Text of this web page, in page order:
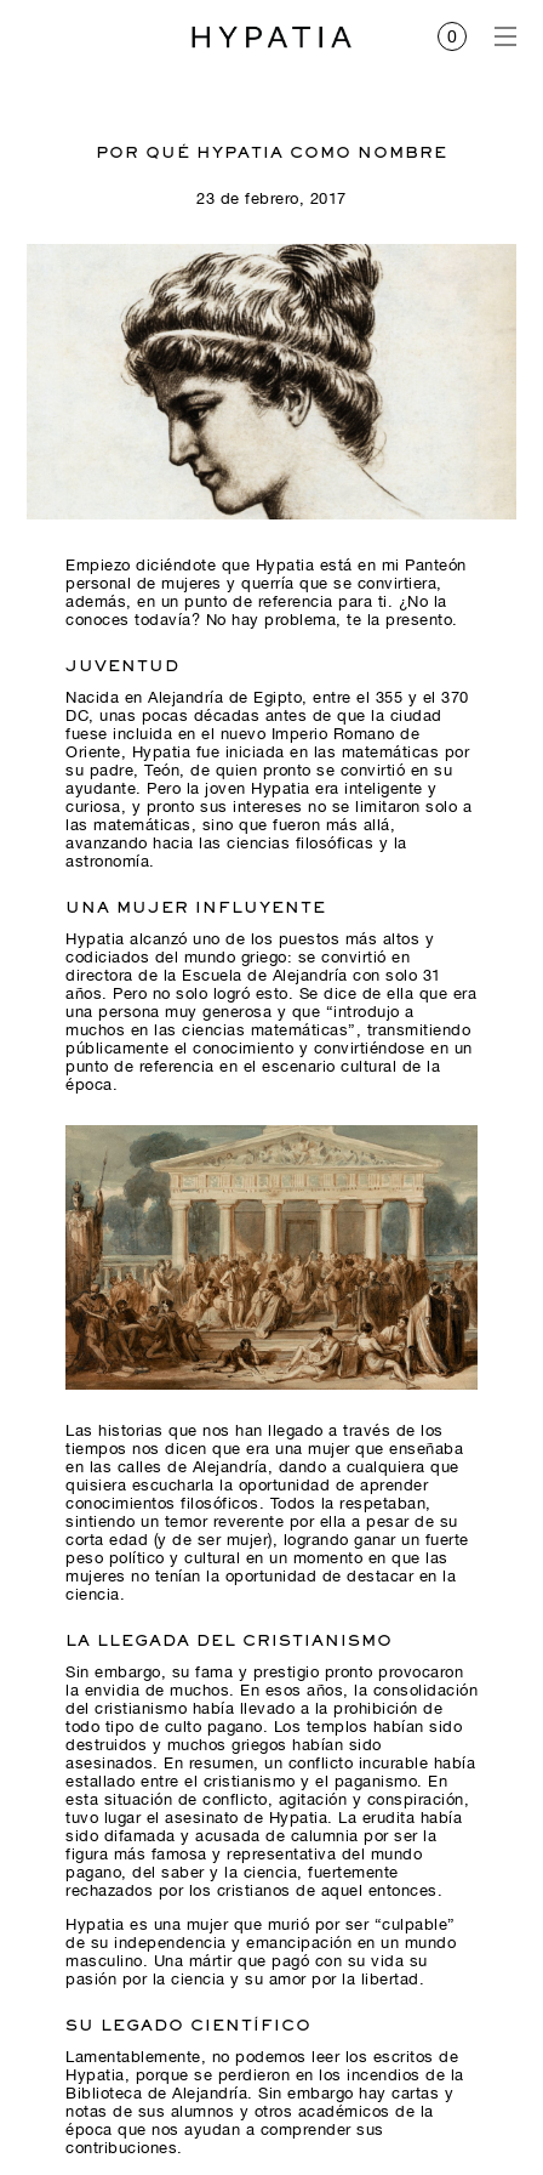
POR QUÉ HYPATIA COMO NOMBRE
23 de febrero, 2017
Empiezo diciéndote que Hypatia está en mi Panteón
personal de mujeres y querría que se convirtiera,
además, en un punto de referencia para ti. ¿No la
conoces todavía? No hay problema, te la presento.
JUVENTUD
Nacida en Alejandría de Egipto, entre el 355 y el 370
DC, unas pocas décadas antes de que la ciudad
fuese incluida en el nuevo Imperio Romano de
Oriente, Hypatia fue iniciada en las matemáticas por
su padre, Teón, de quien pronto se convirtió en su
ayudante. Pero la joven Hypatia era inteligente y
curiosa, y pronto sus intereses no se limitaron solo a
las matemáticas, sino que fueron más allá,
avanzando hacia las ciencias filosóficas y la
astronomía.
UNA MUJER INFLUYENTE
Hypatia alcanzó uno de los puestos más altos y
codiciados del mundo griego: se convirtió en
directora de la Escuela de Alejandría con solo 31
años. Pero no solo logró esto. Se dice de ella que era
una persona muy generosa y que “introdujo a
muchos en las ciencias matemáticas”, transmitiendo
públicamente el conocimiento y convirtiéndose en un
punto de referencia en el escenario cultural de la
época.
Las historias que nos han llegado a través de los
tiempos nos dicen que era una mujer que enseñaba
en las calles de Alejandría, dando a cualquiera que
quisiera escucharla la oportunidad de aprender
conocimientos filosóficos. Todos la respetaban,
sintiendo un temor reverente por ella a pesar de su
corta edad (y de ser mujer), logrando ganar un fuerte
peso político y cultural en un momento en que las
mujeres no tenían la oportunidad de destacar en la
ciencia.
LA LLEGADA DEL CRISTIANISMO
Sin embargo, su fama y prestigio pronto provocaron
la envidia de muchos. En esos años, la consolidación
del cristianismo había llevado a la prohibición de
todo tipo de culto pagano. Los templos habían sido
destruidos y muchos griegos habían sido
asesinados. En resumen, un conflicto incurable había
estallado entre el cristianismo y el paganismo. En
esta situación de conflicto, agitación y conspiración,
tuvo lugar el asesinato de Hypatia. La erudita había
sido difamada y acusada de calumnia por ser la
figura más famosa y representativa del mundo
pagano, del saber y la ciencia, fuertemente
rechazados por los cristianos de aquel entonces.
Hypatia es una mujer que murió por ser “culpable”
de su independencia y emancipación en un mundo
masculino. Una mártir que pagó con su vida su
pasión por la ciencia y su amor por la libertad.
SU LEGADO CIENTÍFICO
Lamentablemente, no podemos leer los escritos de
Hypatia, porque se perdieron en los incendios de la
Biblioteca de Alejandría. Sin embargo hay cartas y
notas de sus alumnos y otros académicos de la
época que nos ayudan a comprender sus
contribuciones.